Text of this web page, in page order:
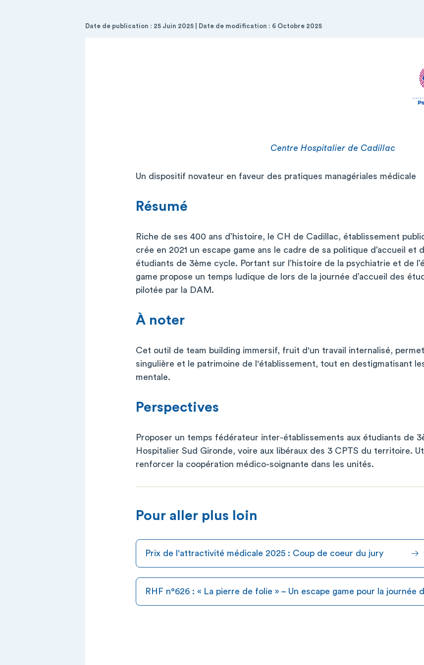
Date de publication : 25 Juin 2025 | Date de modification : 6 Octobre 2025
Centre Hospitalier de Cadillac
Un dispositif novateur en faveur des pratiques managériales médicale
Résumé
Riche de ses 400 ans d’histoire, le CH de Cadillac, établissement
crée en 2021 un escape game ans le cadre de sa politique d’accueil et
étudiants de 3ème cycle. Portant sur l’histoire de la psychiatrie et de
game propose un temps ludique de lors de la journée d’accueil des
pilotée par la DAM.
À noter
Cet outil de team building immersif, fruit d'un travail internalisé,
singulière et le patrimoine de l'établissement, tout en destigmatisant
mentale.
Perspectives
Proposer un temps fédérateur inter-établissements aux étudiants de
Hospitalier Sud Gironde, voire aux libéraux des 3 CPTS du territoire.
renforcer la coopération médico-soignante dans les unités.
Pour aller plus loin
Prix de l'attractivité médicale 2025 : Coup de coeur du jury
RHF n°626 : « La pierre de folie » – Un escape game pour la journée